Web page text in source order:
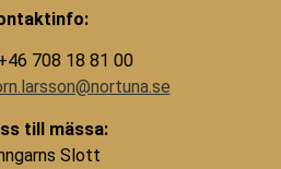
708 18 81 00
till mässa:
Slott